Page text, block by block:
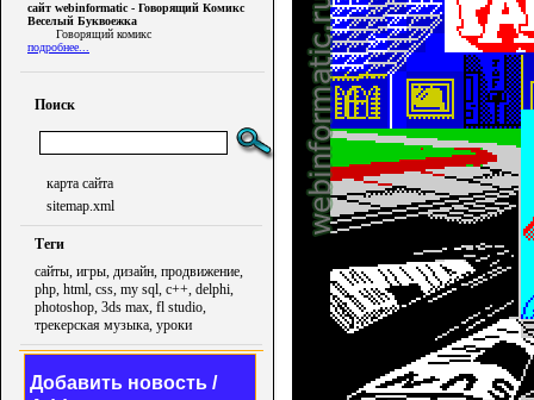
сайт webinformatic - Говорящий Комикс
Веселый Буквоежка
Говорящий комикс
подробнее...
Поиск
карта сайта
sitemap.xml
Теги
сайты, игры, дизайн, продвижение,
php, html, css, my sql, c++, delphi,
photoshop, 3ds max, fl studio,
трекерская музыка, уроки
Добавить новость /